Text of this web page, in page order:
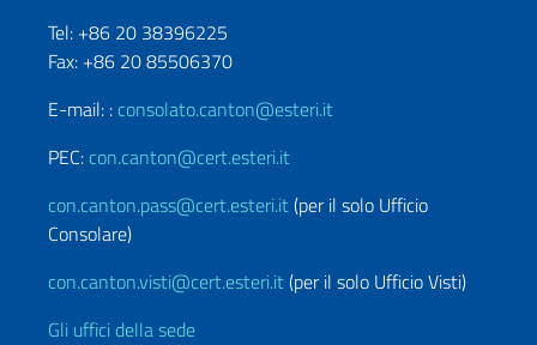
Tel: +86 20 38396225
Fax: +86 20 85506370
E-mail: : consolato.canton@esteri.it
PEC: con.canton@cert.esteri.it
con.canton.pass@cert.esteri.it(per il solo Ufficio
Consolare)
con.canton.visti@cert.esteri.it(per il solo Ufficio Visti)
Gli uffici della sede